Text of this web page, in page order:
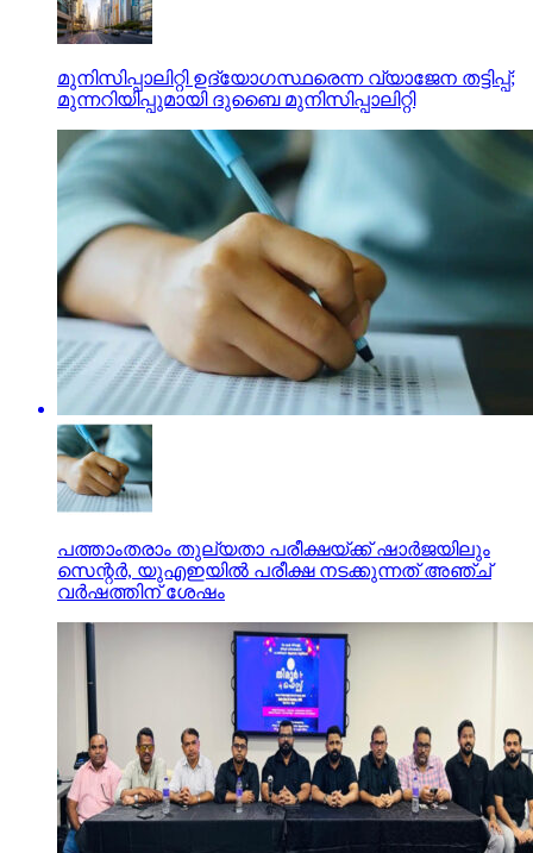
മുനിസിപ്പാലിറ്റി ഉദ്യോഗസ്ഥരെന്ന വ്യാജേന തട്ടിപ്പ്;
മുന്നറിയിപ്പുമായി ദുബൈ മുനിസിപ്പാലിറ്റി
പത്താംതരാം തുല്യതാ പരീക്ഷയ്ക്ക് ഷാർജയിലും
സെന്റർ, യുഎഇയിൽ പരീക്ഷ നടക്കുന്നത് അഞ്ച്
വർഷത്തിന് ശേഷം